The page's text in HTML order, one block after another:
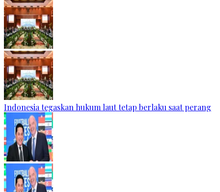
Indonesia tegaskan hukum laut tetap berlaku saat perang